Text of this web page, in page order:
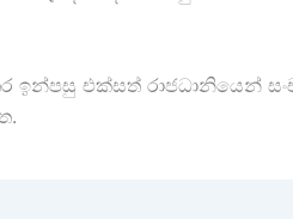
ඉන්පසු එක්සත් රාජධානියෙන්